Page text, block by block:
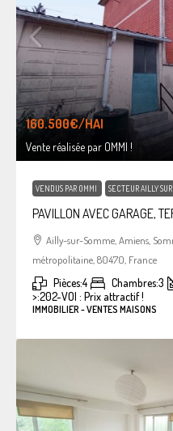
160.500€/HAI
Vente réalisée par OMMI !
VENDUS PAR OMMI SECTEUR AILLY
PAVILLON AVEC GARAGE,
Ailly-sur-Somme, Amiens,
métropolitaine, 80470, France
Pièces:4 Chambres:3
>:202-VOI : Prix attractif !
IMMOBILIER - VENTES MAISONS